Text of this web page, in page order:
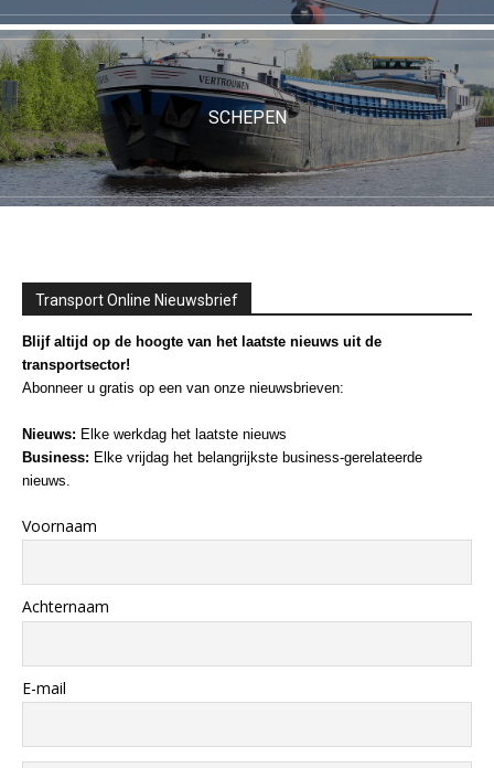
SCHEPEN
Transport Online Nieuwsbrief
Blijf altijd op de hoogte van het laatste nieuws uit de
transportsector!
Abonneer u gratis op een van onze nieuwsbrieven:
Nieuws: Elke werkdag het laatste nieuws
Business: Elke vrijdag het belangrijkste business-gerelateerde
nieuws.
Voornaam
Achternaam
E-mail